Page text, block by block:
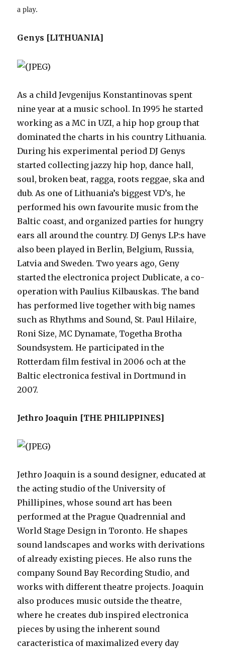
a play.
Genys [LITHUANIA]
As a child Jevgenijus Konstantinovas spent
nine year at a music school. In 1995 he started
working as a MC in UZI, a hip hop group that
dominated the charts in his country Lithuania.
During his experimental period DJ Genys
started collecting jazzy hip hop, dance hall,
soul, broken beat, ragga, roots reggae, ska and
dub. As one of Lithuania’s biggest VD’s, he
performed his own favourite music from the
Baltic coast, and organized parties for hungry
ears all around the country. DJ Genys LP:s have
also been played in Berlin, Belgium, Russia,
Latvia and Sweden. Two years ago, Geny
started the electronica project Dublicate, a co-
operation with Paulius Kilbauskas. The band
has performed live together with big names
such as Rhythms and Sound, St. Paul Hilaire,
Roni Size, MC Dynamate, Togetha Brotha
Soundsystem. He participated in the
Rotterdam film festival in 2006 och at the
Baltic electronica festival in Dortmund in
2007.
Jethro Joaquin [THE PHILIPPINES]
Jethro Joaquin is a sound designer, educated at
the acting studio of the University of
Phillipines, whose sound art has been
performed at the Prague Quadrennial and
World Stage Design in Toronto. He shapes
sound landscapes and works with derivations
of already existing pieces. He also runs the
company Sound Bay Recording Studio, and
works with different theatre projects. Joaquin
also produces music outside the theatre,
where he creates dub inspired electronica
pieces by using the inherent sound
caracteristica of maximalized every day